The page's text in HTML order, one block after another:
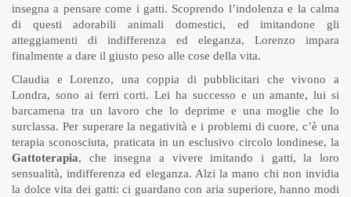
insegna a pensare come i gatti. Scoprendo l’indolenza e la calma
di questi adorabili animali domestici, ed imitandone gli
atteggiamenti di indifferenza ed eleganza, Lorenzo impara
finalmente a dare il giusto peso alle cose della vita.
Claudia e Lorenzo, una coppia di pubblicitari che vivono a
Londra, sono ai ferri corti. Lei ha successo e un amante, lui si
barcamena tra un lavoro che lo deprime e una moglie che lo
surclassa. Per superare la negatività e i problemi di cuore, c’è una
terapia sconosciuta, praticata in un esclusivo circolo londinese, la
Gattoterapia, che insegna a vivere imitando i gatti, la loro
sensualità, indifferenza ed eleganza. Alzi la mano chi non invidia
la dolce vita dei gatti: ci guardano con aria superiore, hanno modi